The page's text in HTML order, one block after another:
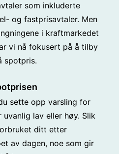
som inkluderte
og fastprisavtaler. Men
i kraftmarkedet
vi nå fokusert på å tilby
spotpris.
sette opp varsling for
uvanlig lav eller høy. Slik
ditt etter
av dagen, noe som gir